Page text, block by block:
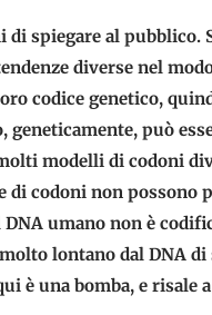
spiegare al pubblico.
diverse nel
codice genetico,
geneticamente, può
modelli di codoni
di codoni non possono
umano non è
lontano dal DNA di
è una bomba, e risale